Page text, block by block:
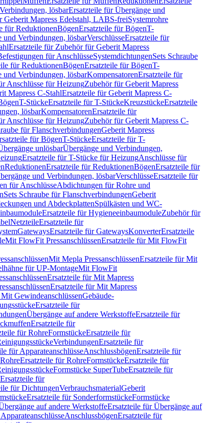
lösbarErsatzteile für Übergänge und
Geberit Mapress Edelstahl, LABS-freiSystemrohre
für ReduktionenBögenErsatzteile für BögenT-
und Verbindungen, lösbarVerschlüsseErsatzteile für
Ersatzteile für Zubehör für Geberit Mapress
für AnschlüsseSystemdichtungenSets Schraube
für ReduktionenBögenErsatzteile für BögenT-
und Verbindungen, lösbarKompensatorenErsatzteile für
Anschlüsse für HeizungZubehör für Geberit Mapress
Mapress C-StahlErsatzteile für Geberit Mapress C-
T-StückeErsatzteile für T-StückeKreuzstückeErsatzteile
lösbarKompensatorenErsatzteile für
Anschlüsse für HeizungZubehör für Geberit Mapress C-
für FlanschverbindungenGeberit Mapress
für BögenT-StückeErsatzteile für T-
unlösbarÜbergänge und Verbindungen,
Ersatzteile für T-Stücke für HeizungAnschlüsse für
ReduktionenErsatzteile für ReduktionenBögenErsatzteile für
und Verbindungen, lösbarVerschlüsseErsatzteile für
für AnschlüsseAbdichtungen für Rohre und
Sets Schraube für FlanschverbindungenGeberit
und AbdeckplattenSpülkästen und WC-
Ersatzteile für HygieneeinbaumoduleZubehör für
NetzteileErsatzteile für
GatewaysErsatzteile für GatewaysKonverterErsatzteile
Mit FlowFit PressanschlüssenErsatzteile für Mit FlowFit
Mit Mepla PressanschlüssenErsatzteile für Mit
für UP-MontageMit FlowFit
Ersatzteile für Mit Mapress
Ersatzteile für Mit Mapress
GewindeanschlüssenGebäude-
Ersatzteile für
Übergänge auf andere WerkstoffeErsatzteile für
Ersatzteile für
für RohreFormstückeErsatzteile für
VerbindungenErsatzteile für
für ApparateanschlüsseAnschlussbögenErsatzteile für
RohreErsatzteile für RohreFormstückeErsatzteile für
Formstücke SuperTubeErsatzteile für
Ersatzteile für
für DichtungenVerbrauchsmaterialGeberit
Ersatzteile für SonderformstückeFormstücke
auf andere WerkstoffeErsatzteile für Übergänge auf
AnschlussbögenErsatzteile für